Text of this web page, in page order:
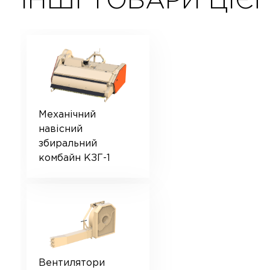
Механічний
навісний
збиральний
комбайн КЗГ-1
Вентилятори